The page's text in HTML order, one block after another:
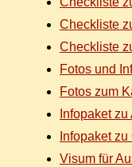
Check­lis­te
Check­lis­te
Fo­tos und
Fo­tos zum
In­fo­pa­ket
In­fo­pa­ket
Vi­sum für